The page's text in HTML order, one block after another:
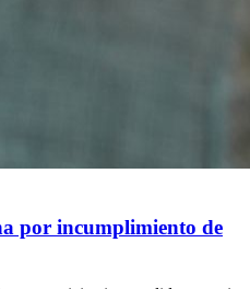
por incumplimiento de